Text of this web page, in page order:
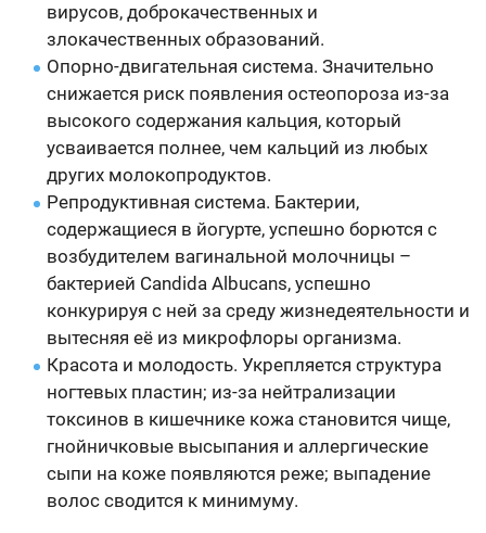
вирусов, доброкачественных и
злокачественных образований.
Опорно-двигательная система. Значительно
снижается риск появления остеопороза из-за
высокого содержания кальция, который
усваивается полнее, чем кальций из любых
других молокопродуктов.
Репродуктивная система. Бактерии,
содержащиеся в йогурте, успешно борются с
возбудителем вагинальной молочницы –
бактерией Candida Albucans, успешно
конкурируя с ней за среду жизнедеятельности и
вытесняя её из микрофлоры организма.
Красота и молодость. Укрепляется структура
ногтевых пластин; из-за нейтрализации
токсинов в кишечнике кожа становится чище,
гнойничковые высыпания и аллергические
сыпи на коже появляются реже; выпадение
волос сводится к минимуму.